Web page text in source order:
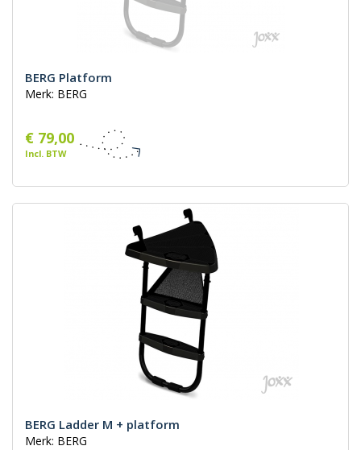
BERG Platform
Merk: BERG
€ 79,00
Incl. BTW
BERG Ladder M + platform
Merk: BERG